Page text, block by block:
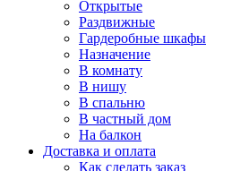
Открытые
Раздвижные
Гардеробные шкафы
Назначение
В комнату
В нишу
В спальню
В частный дом
На балкон
Доставка и оплата
Как сделать заказ